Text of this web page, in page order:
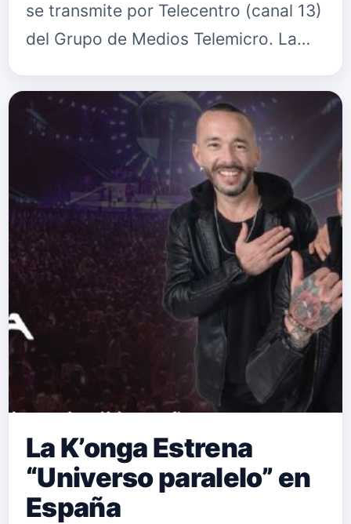
se transmite por Telecentro (canal 13)
del Grupo de Medios Telemicro. La
lunes la producción del e…
La K’onga Estrena
“Universo paralelo” en
España